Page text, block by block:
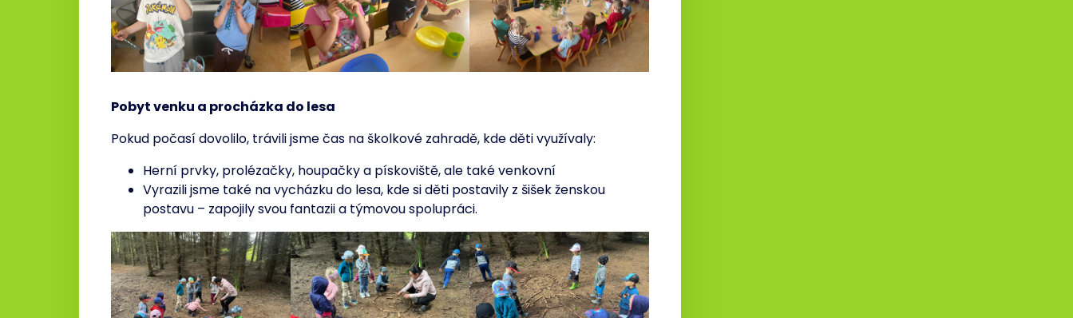
Pobyt venku a procházka do lesa
Pokud počasí dovolilo, trávili jsme čas na školkové zahradě, kde děti využívaly:
Herní prvky, prolézačky, houpačky a pískoviště, ale také venkovní
Vyrazili jsme také na vycházku do lesa, kde si děti postavily z šišek ženskou
postavu – zapojily svou fantazii a týmovou spolupráci.